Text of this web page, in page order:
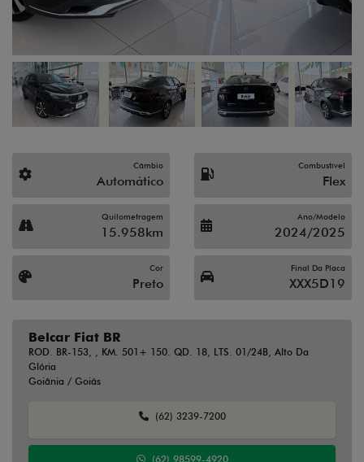
Câmbio
Automático
Combustível
Flex
Quilometragem
15.958km
Ano/Modelo
2024/2025
Cor
Preto
Final Da Placa
XXX5D19
Belcar Fiat BR
ROD. BR-153, , KM. 501+ 150. QD. 18, LTS. 01/24B, Alto Da
Glória
Goiânia / Goiás
(62) 3239-7200
(62) 98599-4920